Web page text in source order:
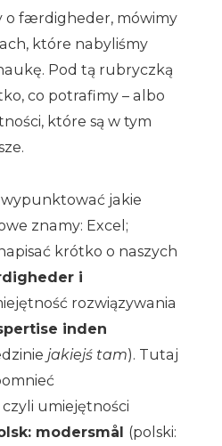
o færdigheder, mówimy
które nabyliśmy
Pod tą rubryczką
co potrafimy – albo
które są w tym
wypunktować jakie
znamy: Excel;
krótko o naszych
i
rozwiązywania
inden
jakiejś tam). Tutaj
czyli umiejętności
modersmål (polski: